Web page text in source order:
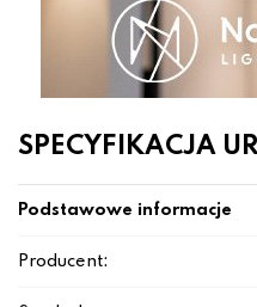
SPECYFIKACJA
Podstawowe informacje
Producent: